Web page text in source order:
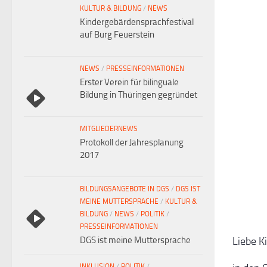
Liebe
KULTUR & BILDUNG / NEWS
Kindergebärdensprachfestival
auf Burg Feuerstein
NEWS / PRESSEINFORMATIONEN
Erster Verein für bilinguale
Bildung in Thüringen gegründet
MITGLIEDERNEWS
Protokoll der Jahresplanung
2017
BILDUNGSANGEBOTE IN DGS / DGS IST
MEINE MUTTERSPRACHE / KULTUR &
BILDUNG / NEWS / POLITIK /
PRESSEINFORMATIONEN
DGS ist meine Muttersprache